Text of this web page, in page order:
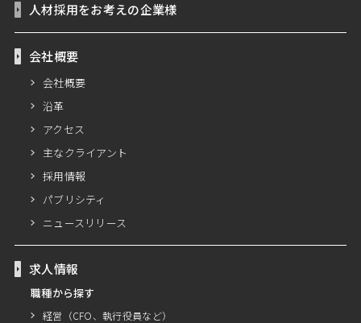
人材採用をお考えの企業様
会社概要
会社概要
沿革
アクセス
主なクライアント
採用情報
パブリシティ
ニュースリリース
求人情報
職種から探す
経営（CFO、執行役員など）